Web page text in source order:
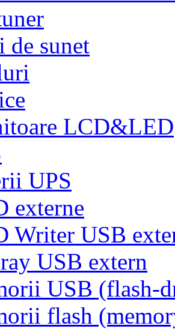
de sunet
LCD&LED
UPS
externe
Writer USB
USB extern
USB (flash-
flash